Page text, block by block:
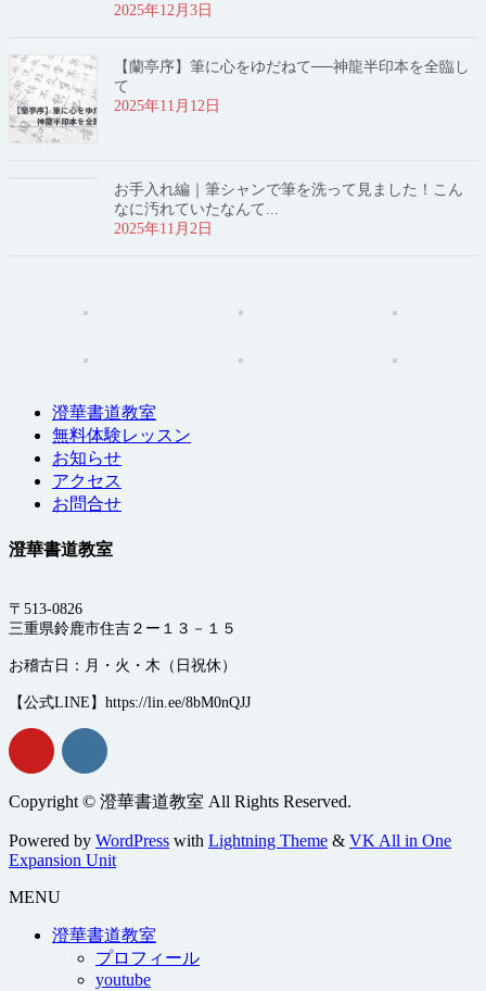
2025年12月3日
【蘭亭序】筆に心をゆだねて──神龍半印本を全臨し
て
2025年11月12日
お手入れ編｜筆シャンで筆を洗って見ました！こん
なに汚れていたなんて...
2025年11月2日
澄華書道教室
無料体験レッスン
お知らせ
アクセス
お問合せ
澄華書道教室
〒513-0826
三重県鈴鹿市住吉２ー１３－１５
お稽古日：月・火・木（日祝休）
【公式LINE】https://lin.ee/8bM0nQJJ
Copyright © 澄華書道教室 All Rights Reserved.
Powered by WordPress with Lightning Theme & VK All in One
Expansion Unit
MENU
澄華書道教室
プロフィール
youtube